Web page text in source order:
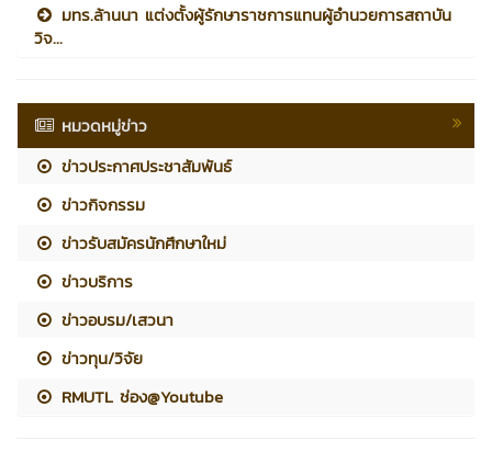
มทร.ล้านนา แต่งตั้งผู้รักษาราชการแทนผู้อำนวยการสถาบัน
วิจ...
หมวดหมู่ข่าว
ข่าวประกาศประชาสัมพันธ์
ข่าวกิจกรรม
ข่าวรับสมัครนักศึกษาใหม่
ข่าวบริการ
ข่าวอบรม/เสวนา
ข่าวทุน/วิจัย
RMUTL ช่อง@Youtube